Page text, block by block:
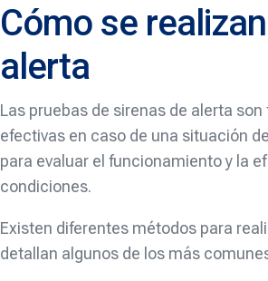
Cómo se
alerta
Las pruebas de sirenas de alerta
efectivas en caso de una situación
para evaluar el funcionamiento y la
condiciones.
Existen diferentes métodos para
detallan algunos de los más